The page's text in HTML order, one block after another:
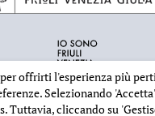
offrirti l'esperienza più
Selezionando 'Accetta'
Tuttavia, cliccando su